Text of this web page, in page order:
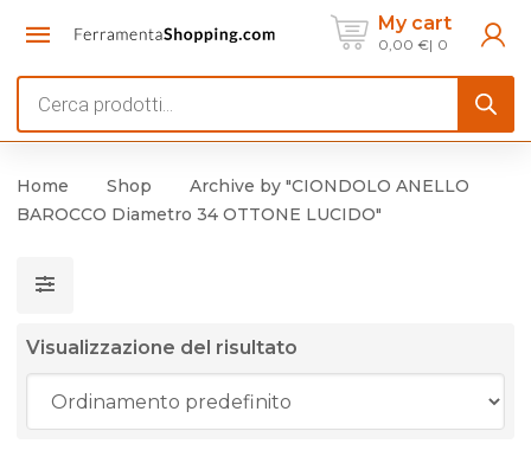
My cart
0,00 € 0
search
Home Shop
Archive by "CIONDOLO ANELLO
BAROCCO Diametro 34 OTTONE LUCIDO"
Visualizzazione del risultato